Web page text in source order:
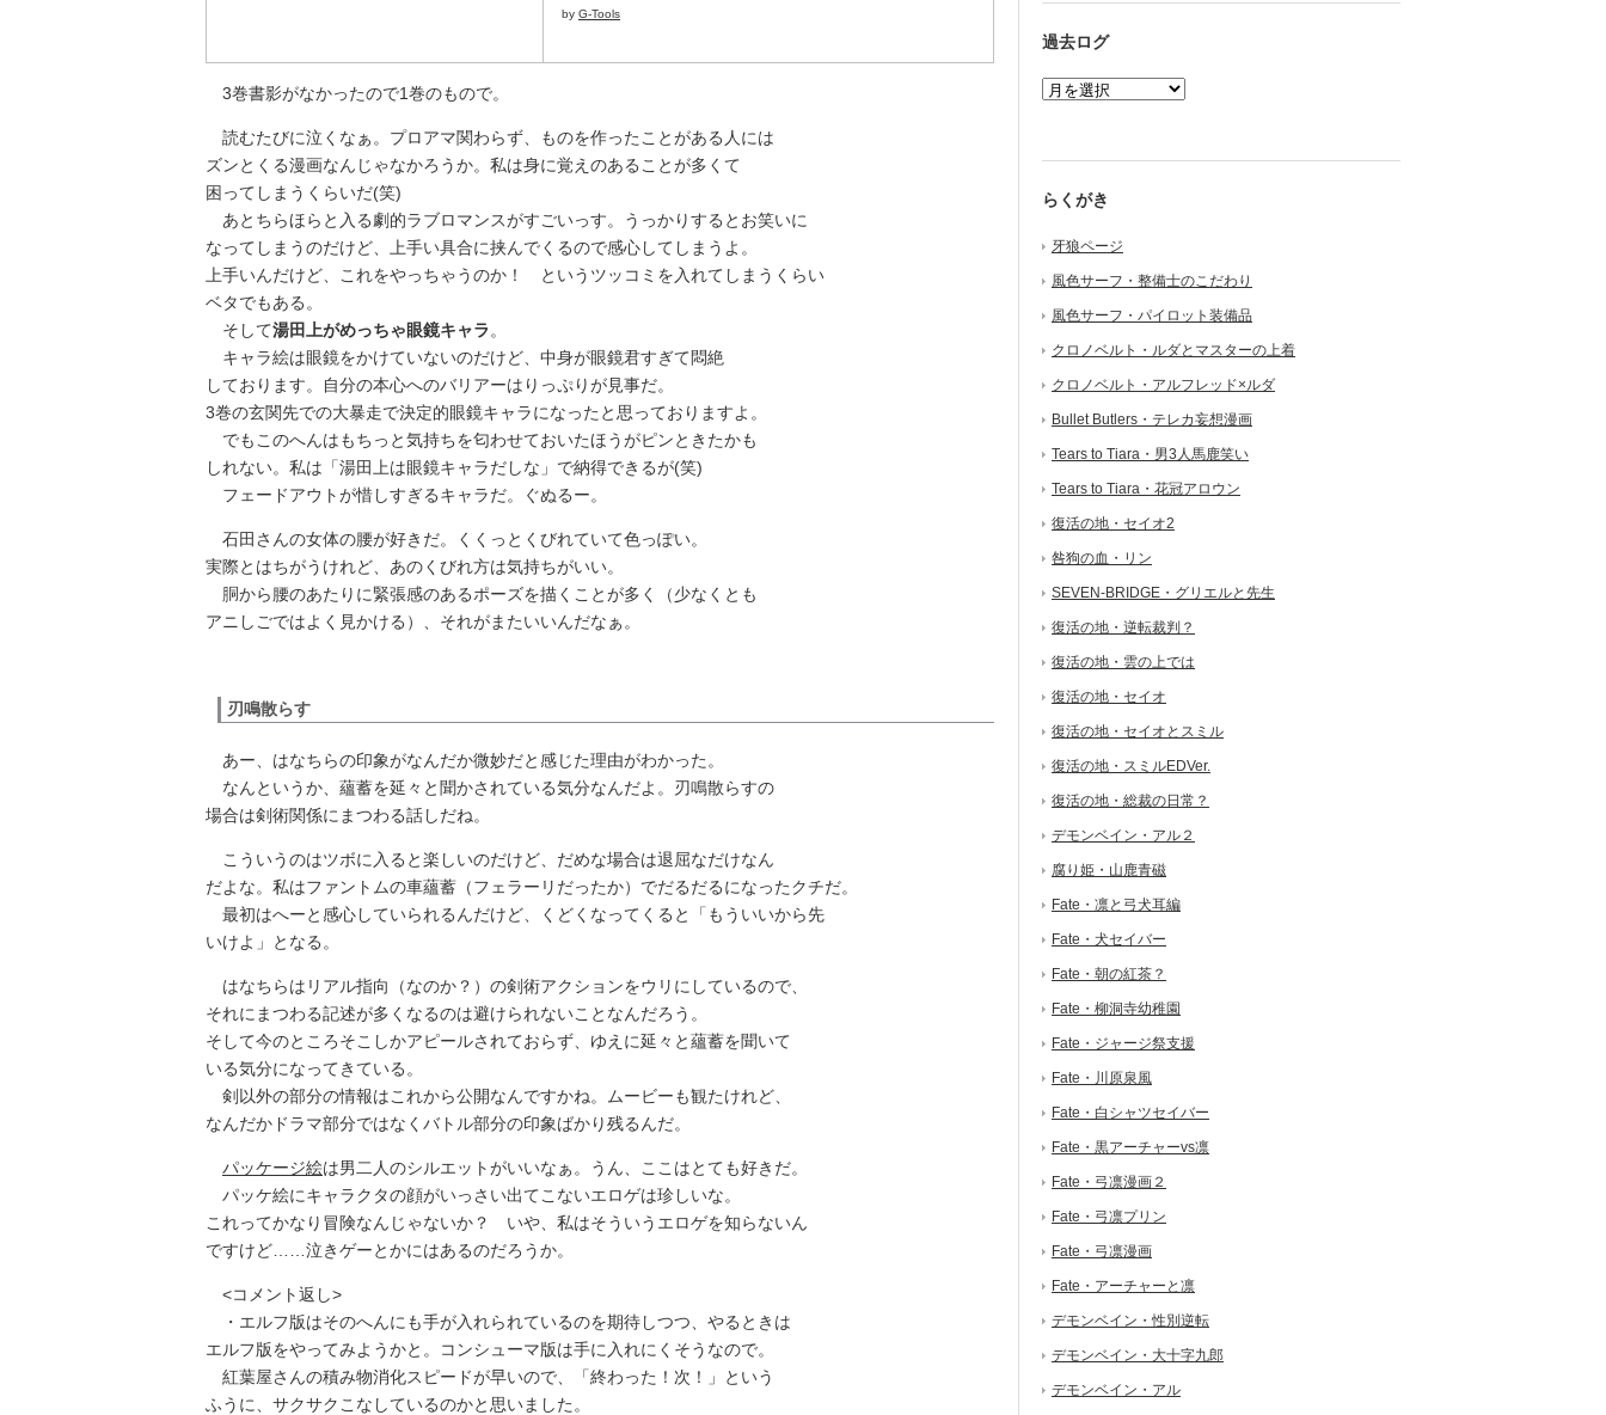
by G-Tools
3巻書影がなかったので1巻のもので。
読むたびに泣くなぁ。プロアマ関わらず、ものを作ったことがある人には
ズンとくる漫画なんじゃなかろうか。私は身に覚えのあることが多くて
困ってしまうくらいだ(笑)
あとちらほらと入る劇的ラブロマンスがすごいっす。うっかりするとお笑いに
なってしまうのだけど、上手い具合に挟んでくるので感心してしまうよ。
上手いんだけど、これをやっちゃうのか！ というツッコミを入れてしまうくらい
ベタでもある。
そして湯田上がめっちゃ眼鏡キャラ 。
キャラ絵は眼鏡をかけていないのだけど、中身が眼鏡君すぎて悶絶
しております。自分の本心へのバリアーはりっぷりが見事だ。
3巻の玄関先での大暴走で決定的眼鏡キャラになったと思っておりますよ。
でもこのへんはもちっと気持ちを匂わせておいたほうがピンときたかも
しれない。私は「湯田上は眼鏡キャラだしな」で納得できるが(笑)
フェードアウトが惜しすぎるキャラだ。ぐぬるー。
石田さんの女体の腰が好きだ。くくっとくびれていて色っぽい。
実際とはちがうけれど、あのくびれ方は気持ちがいい。
胴から腰のあたりに緊張感のあるポーズを描くことが多く（少なくとも
アニしごではよく見かける）、それがまたいいんだなぁ。
刃鳴散らす
あー、はなちらの印象がなんだか微妙だと感じた理由がわかった。
なんというか、蘊蓄を延々と聞かされている気分なんだよ。刃鳴散らすの
場合は剣術関係にまつわる話しだね。
こういうのはツボに入ると楽しいのだけど、だめな場合は退屈なだけなん
だよな。私はファントムの車蘊蓄（フェラーリだったか）でだるだるになったクチだ。
最初はへーと感心していられるんだけど、くどくなってくると「もういいから先
いけよ」となる。
はなちらはリアル指向（なのか？）の剣術アクションをウリにしているので、
それにまつわる記述が多くなるのは避けられないことなんだろう。
そして今のところそこしかアピールされておらず、ゆえに延々と蘊蓄を聞いて
いる気分になってきている。
剣以外の部分の情報はこれから公開なんですかね。ムービーも観たけれど、
なんだかドラマ部分ではなくバトル部分の印象ばかり残るんだ。
パッケージ絵は男二人のシルエットがいいなぁ。うん、ここはとても好きだ。
パッケ絵にキャラクタの顔がいっさい出てこないエロゲは珍しいな。
これってかなり冒険なんじゃないか？ いや、私はそういうエロゲを知らないん
ですけど……泣きゲーとかにはあるのだろうか。
<コメント返し>
・エルフ版はそのへんにも手が入れられているのを期待しつつ、やるときは
エルフ版をやってみようかと。コンシューマ版は手に入れにくそうなので。
紅葉屋さんの積み物消化スピードが早いので、「終わった！次！」という
ふうに、サクサクこなしているのかと思いました。
過去ログ
らくがき
牙狼ページ
風色サーフ・整備士のこだわり
風色サーフ・パイロット装備品
クロノベルト・ルダとマスターの上着
クロノベルト・アルフレッド×ルダ
Bullet Butlers・テレカ妄想漫画
Tears to Tiara・男3人馬鹿笑い
Tears to Tiara・花冠アロウン
復活の地・セイオ2
咎狗の血・リン
SEVEN-BRIDGE・グリエルと先生
復活の地・逆転裁判？
復活の地・雲の上では
復活の地・セイオ
復活の地・セイオとスミル
復活の地・スミルEDVer.
復活の地・総裁の日常？
デモンベイン・アル２
腐り姫・山鹿青磁
Fate・凛と弓犬耳編
Fate・犬セイバー
Fate・朝の紅茶？
Fate・柳洞寺幼稚園
Fate・ジャージ祭支援
Fate・川原泉風
Fate・白シャツセイバー
Fate・黒アーチャーvs凛
Fate・弓凛漫画２
Fate・弓凛プリン
Fate・弓凛漫画
Fate・アーチャーと凛
デモンベイン・性別逆転
デモンベイン・大十字九郎
デモンベイン・アル